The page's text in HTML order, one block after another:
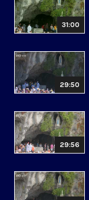
31:00
29:50
29:56